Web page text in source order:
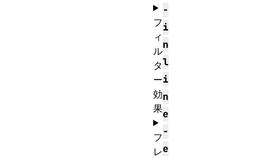
-
i
n
l
i
n
e
-
e
フ
ィ
ル
タ
ー
効
果
フ
レ